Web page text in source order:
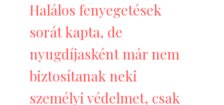
Halálos fenyegetések
sorát kapta, de
nyugdíjasként már nem
biztosítanak neki
személyi védelmet, csak